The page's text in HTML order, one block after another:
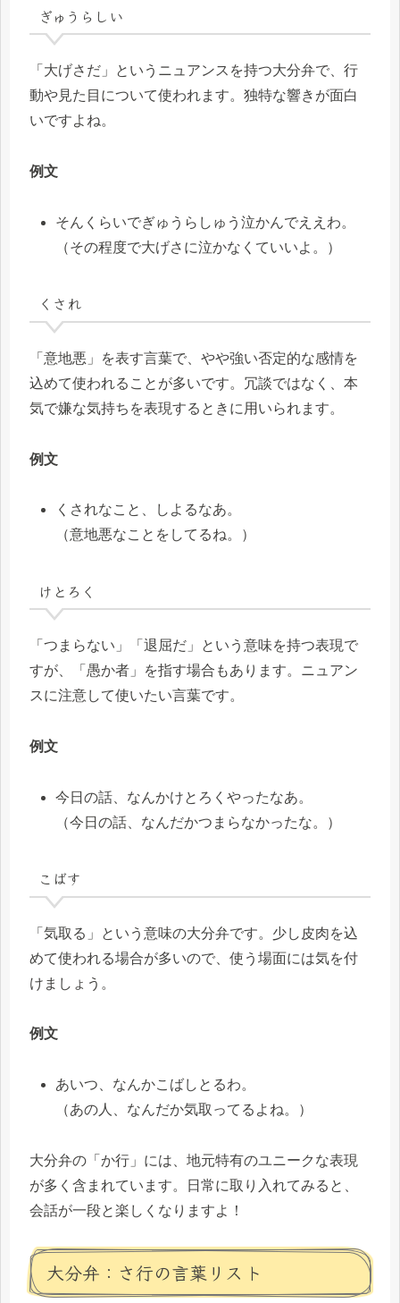
ぎゅうらしい
「大げさだ」というニュアンスを持つ大分弁で、行
動や見た目について使われます。独特な響きが面白
いですよね。
例文
そんくらいでぎゅうらしゅう泣かんでええわ。
（その程度で大げさに泣かなくていいよ。）
くされ
「意地悪」を表す言葉で、やや強い否定的な感情を
込めて使われることが多いです。冗談ではなく、本
気で嫌な気持ちを表現するときに用いられます。
例文
くされなこと、しよるなあ。
（意地悪なことをしてるね。）
けとろく
「つまらない」「退屈だ」という意味を持つ表現で
すが、「愚か者」を指す場合もあります。ニュアン
スに注意して使いたい言葉です。
例文
今日の話、なんかけとろくやったなあ。
（今日の話、なんだかつまらなかったな。）
こばす
「気取る」という意味の大分弁です。少し皮肉を込
めて使われる場合が多いので、使う場面には気を付
けましょう。
例文
あいつ、なんかこばしとるわ。
（あの人、なんだか気取ってるよね。）
大分弁の「か行」には、地元特有のユニークな表現
が多く含まれています。日常に取り入れてみると、
会話が一段と楽しくなりますよ！
大分弁：さ行の言葉リスト